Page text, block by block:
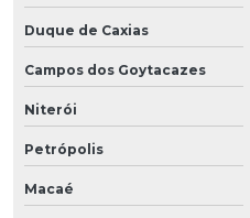
Duque de Caxias
Campos dos Goytacazes
Niterói
Petrópolis
Macaé